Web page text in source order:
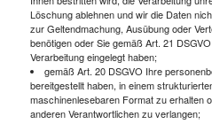
Löschung ablehnen und wir die Daten
zur Geltendmachung, Ausübung oder
benötigen oder Sie gemäß Art. 21
Verarbeitung eingelegt haben;
gemäß Art. 20 DSGVO Ihre
bereitgestellt haben, in einem
maschinenlesebaren Format zu erhalten
anderen Verantwortlichen zu verlangen;